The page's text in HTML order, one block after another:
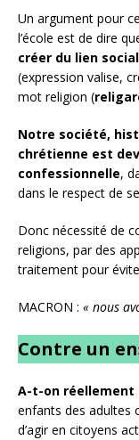
Un argument pour
l’école est de dire
créer du lien
(expression valise,
mot religion (
Notre société,
chrétienne est
confessionnelle,
dans le respect de
Donc nécessité de
religions, par des
traitement pour
MACRON : « nous
Contre un
A-t-on réellement
enfants des adultes
d’agir en citoyens